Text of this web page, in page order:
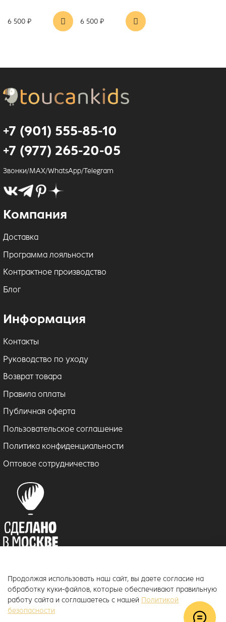
6 500 ₽ 6 500 ₽
+7 (901) 555-85-10
+7 (977) 265-20-05
Звонки/MAX/WhatsApp/Telegram
Компания
Доставка
Программа лояльности
Контрактное производство
Блог
Информация
Контакты
Руководство по уходу
Возврат товара
Правила оплаты
Публичная оферта
Пользовательское соглашение
Политика конфиденциальности
Оптовое сотрудничество
© 2018–2026 ToucanKids
Официальный интернет-магазин бренда Toucankids, товары для
новорожденных и детей постарше
Продолжая использовать наш сайт, вы даете согласие на
обработку куки-файлов, которые обеспечивают правильную
работу сайта и соглашаетесь с нашей Политикой
безопасности